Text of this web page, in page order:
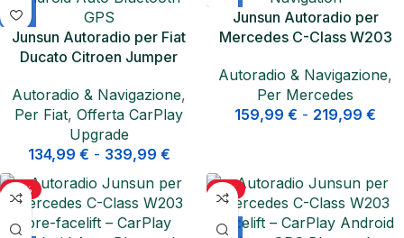
Junsun Autoradio per Fiat
Ducato Citroen Jumper
Wireless
Autoradio & Navigazione,
Per Fiat, Offerta CarPlay
Upgrade
134,99 € - 339,99 €
Junsun Autoradio per
Mercedes C-Class W203
Auto
Autoradio & Navigazione,
Per Mercedes
159,99 € - 219,99 €
-15% -11%